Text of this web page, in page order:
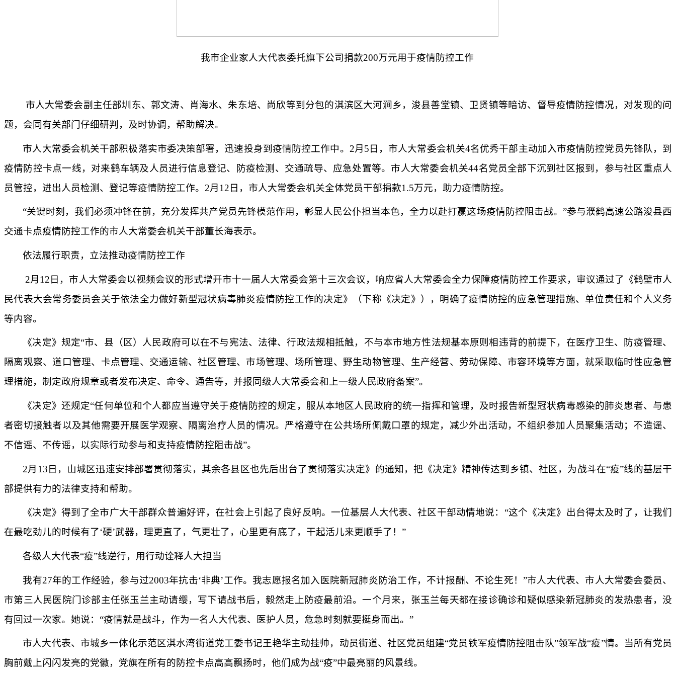
我市企业家人大代表委托旗下公司捐款200万元用于疫情防控工作
市人大常委会副主任部圳东、郭文涛、肖海水、朱东培、尚欣等到分包的淇滨区大河涧乡，浚县善堂镇、卫贤镇等暗访、督导疫情防控情况，对发现的问
题，会同有关部门仔细研判，及时协调，帮助解决。
市人大常委会机关干部积极落实市委决策部署，迅速投身到疫情防控工作中。 2月5日，市人大常委会机关4名优秀干部主动加入市疫情防控党员先锋队，到
疫情防控卡点一线，对来鹤车辆及人员进行信息登记、防疫检测、交通疏导、应急处置等。市人大常委会机关44名党员全部下沉到社区报到，参与社区重点人
员管控，进出人员检测、登记等疫情防控工作。2月12日，市人大常委会机关全体党员干部捐款1.5万元，助力疫情防控。
“关键时刻，我们必须冲锋在前，充分发挥共产党员先锋模范作用，彰显人民公仆担当本色，全力以赴打赢这场疫情防控阻击战。”参与濮鹤高速公路浚县西
交通卡点疫情防控工作的市人大常委会机关干部董长海表示。
依法履行职责，立法推动疫情防控工作
2月12日，市人大常委会以视频会议的形式增开市十一届人大常委会第十三次会议，响应省人大常委会全力保障疫情防控工作要求，审议通过了《鹤壁市人
民代表大会常务委员会关于依法全力做好新型冠状病毒肺炎疫情防控工作的决定》（下称《决定》），明确了疫情防控的应急管理措施、单位责任和个人义务
等内容。
《决定》规定“市、县（区）人民政府可以在不与宪法、法律、行政法规相抵触，不与本市地方性法规基本原则相违背的前提下，在医疗卫生、防疫管理、
隔离观察、道口管理、卡点管理、交通运输、社区管理、市场管理、场所管理、野生动物管理、生产经营、劳动保障、市容环境等方面，就采取临时性应急管
理措施，制定政府规章或者发布决定、命令、通告等，并报同级人大常委会和上一级人民政府备案”。
《决定》还规定“任何单位和个人都应当遵守关于疫情防控的规定，服从本地区人民政府的统一指挥和管理，及时报告新型冠状病毒感染的肺炎患者、与患
者密切接触者以及其他需要开展医学观察、隔离治疗人员的情况。严格遵守在公共场所佩戴口罩的规定，减少外出活动，不组织参加人员聚集活动；不造谣、
不信谣、不传谣，以实际行动参与和支持疫情防控阻击战”。
2月13日，山城区迅速安排部署贯彻落实，其余各县区也先后出台了贯彻落实决定》的通知，把《决定》精神传达到乡镇、社区，为战斗在“疫”线的基层干
部提供有力的法律支持和帮助。
《决定》得到了全市广大干部群众普遍好评，在社会上引起了良好反响。一位基层人大代表、社区干部动情地说： “这个《决定》出台得太及时了，让我们
在最吃劲儿的时候有了‘硬’武器，理更直了，气更壮了，心里更有底了，干起活儿来更顺手了！”
各级人大代表“疫”线逆行，用行动诠释人大担当
我有27年的工作经验，参与过2003年抗击‘非典’工作。我志愿报名加入医院新冠肺炎防治工作，不计报酬、不论生死！”市人大代表、市人大常委会委员、
市第三人民医院门诊部主任张玉兰主动请缨，写下请战书后，毅然走上防疫最前沿。一个月来，张玉兰每天都在接诊确诊和疑似感染新冠肺炎的发热患者，没
有回过一次家。她说：“疫情就是战斗，作为一名人大代表、医护人员，危急时刻就要挺身而出。”
市人大代表、市城乡一体化示范区淇水湾街道党工委书记王艳华主动挂帅，动员街道、社区党员组建“党员铁军疫情防控阻击队”领军战“疫”情。当所有党员
胸前戴上闪闪发亮的党徽，党旗在所有的防控卡点高高飘扬时，他们成为战“疫”中最亮丽的风景线。